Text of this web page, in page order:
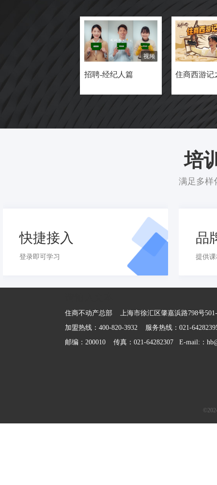
视频
招聘-经纪人篇 住商西游记
培
满足多样
快捷接入
登录即可学习
品
提供
住商不动产总部    上海市徐汇区肇嘉浜路798号
加盟热线：400-820-3932    服务热线：021-
邮编：200010    传真：021-64282307   E-mail:：